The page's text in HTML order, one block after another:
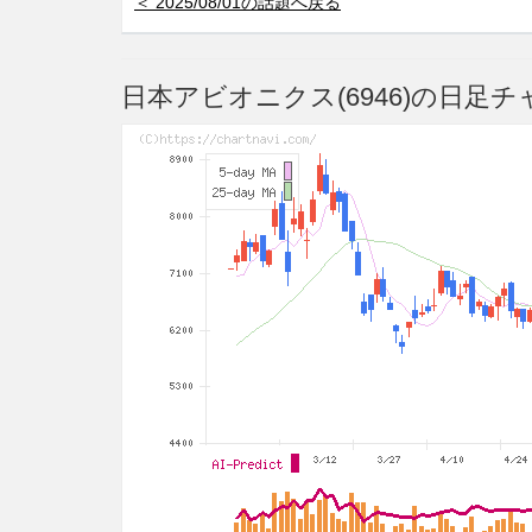
日本アビオニクス(6946)の日足チ